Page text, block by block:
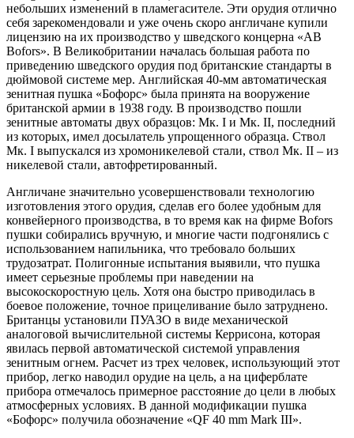
небольших изменений в пламегасителе. Эти орудия отлично
себя зарекомендовали и уже очень скоро англичане купили
лицензию на их производство у шведского концерна «АВ
Bofors». В Великобритании началась большая работа по
приведению шведского орудия под британские стандарты в
дюймовой системе мер. Английская 40-мм автоматическая
зенитная пушка «Бофорс» была принята на вооружение
британской армии в 1938 году. В производство пошли
зенитные автоматы двух образцов: Мк. I и Мк. II, последний
из которых, имел досылатель упрощенного образца. Ствол
Мк. I выпускался из хромоникелевой стали, ствол Мк. II – из
никелевой стали, автофретированный.
Англичане значительно усовершенствовали технологию
изготовления этого орудия, сделав его более удобным для
конвейерного производства, в то время как на фирме Bofors
пушки собирались вручную, и многие части подгонялись с
использованием напильника, что требовало больших
трудозатрат. Полигонные испытания выявили, что пушка
имеет серьезные проблемы при наведении на
высокоскоростную цель. Хотя она быстро приводилась в
боевое положение, точное прицеливание было затруднено.
Британцы установили ПУАЗО в виде механической
аналоговой вычислительной системы Керрисона, которая
явилась первой автоматической системой управления
зенитным огнем. Расчет из трех человек, использующий этот
прибор, легко наводил орудие на цель, а на циферблате
прибора отмечалось примерное расстояние до цели в любых
атмосферных условиях. В данной модификации пушка
«Бофорс» получила обозначение «QF 40 mm Mark III».